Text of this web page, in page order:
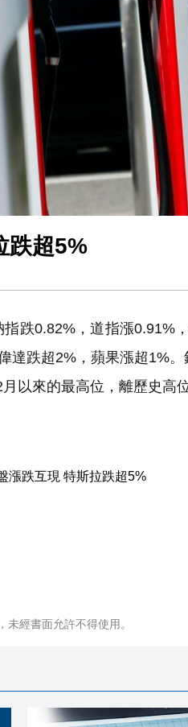
考察
億元
利潤總額近936億
客家文化傳承新篇章
言論 拉美國家有權自主選
跌超5%
跌0.82%，道指漲0.91%
達跌超2%，蘋果漲超1%
以來的最高位，離歷史高
未經書面允許不得使用。